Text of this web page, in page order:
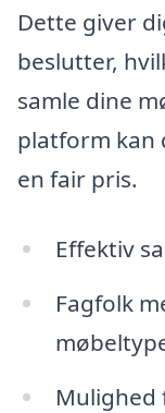
Dette giver
beslutter,
samle dine
platform kan
en fair pris.
Effektiv
Fagfolk
Mulighed